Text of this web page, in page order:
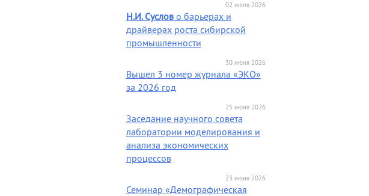
02 июля 2026
Н.И. Суслово барьерах и
драйверах роста сибирской
промышленности
30 июня 2026
Вышел 3 номер журнала «ЭКО»
за 2026 год
25 июня 2026
Заседание научного совета
лаборатории моделирования и
анализа экономических
процессов
23 июня 2026
Семинар «Демографическая